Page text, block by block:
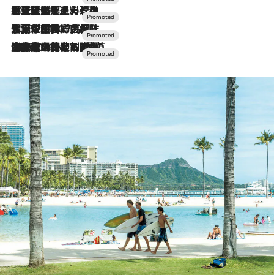
2026.7.24
【夏限定ディナーコース】旬を迎える稚鮎や花ズッキーニなどをイタリア・トスカーナの郷土料理の手法で満喫！
2026.7.17
「土佐和ハーブかき氷」がOMO7高知に登場！生姜、山椒、大葉など目にも舌にも涼を呼ぶ郷土の味
2026.7.10
NEW OPEN！【界 草津】名湯の地に誕生。趣の異なる2種の温泉と上州ならではの会席・蕎麦割烹など美食を味わう究極の癒やし旅